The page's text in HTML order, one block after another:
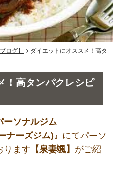
ログ】
ダイエットにオススメ！高タ
！高タンパクレシピ
ーソナルジム
ナーズジム)』 にてパーソ
ります 【泉妻颯】 がご紹